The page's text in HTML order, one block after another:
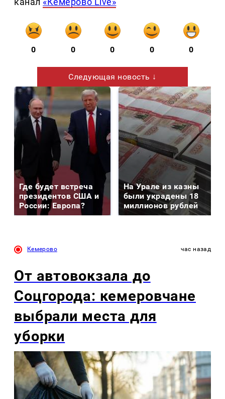
0 0 0 0 0
Следующая новость ↓
Где будет встреча
президентов США и
России: Европа?
На Урале из казны
были украдены 18
миллионов рублей
Кемерово час назад
От автовокзала до
Соцгорода: кемеровчане
выбрали места для
уборки